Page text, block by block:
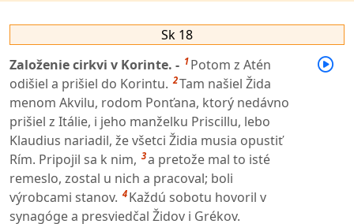
Sk 18
Založenie cirkvi v Korinte. - 1 Potom z Atén
odišiel a prišiel do Korintu. 2Tam našiel Žida
menom Akvilu, rodom Ponťana, ktorý nedávno
prišiel z Itálie, i jeho manželku Priscillu, lebo
Klaudius nariadil, že všetci Židia musia opustiť
Rím. Pripojil sa k nim, 3a pretože mal to isté
remeslo, zostal u nich a pracoval; boli
výrobcami stanov. 4 Každú sobotu hovoril v
synagóge a presviedčal Židov i Grékov.